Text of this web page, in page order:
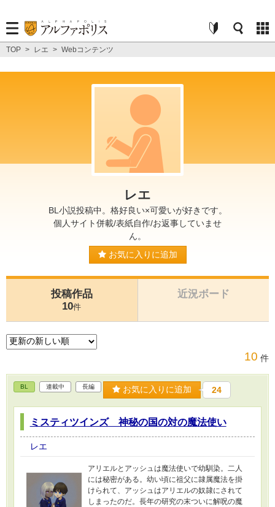
TOP > レエ > Webコンテンツ
レエ
BL小説投稿中。格好良い×可愛いが好きです。
個人サイト併載/表紙自作/お返事していませ
ん。
お気に入りに追加
投稿作品
10件
近況ボード
10 件
BL 連載中 長編 お気に入りに追加 24
ミスティツインズ 神秘の国の対の魔法使い
レエ
アリエルとアッシュは魔法使いで幼馴染。二人
には秘密がある。幼い頃に祖父に隷属魔法を掛
けられて、アッシュはアリエルの奴隷にされて
しまったのだ。長年の研究の末ついに解呪の魔